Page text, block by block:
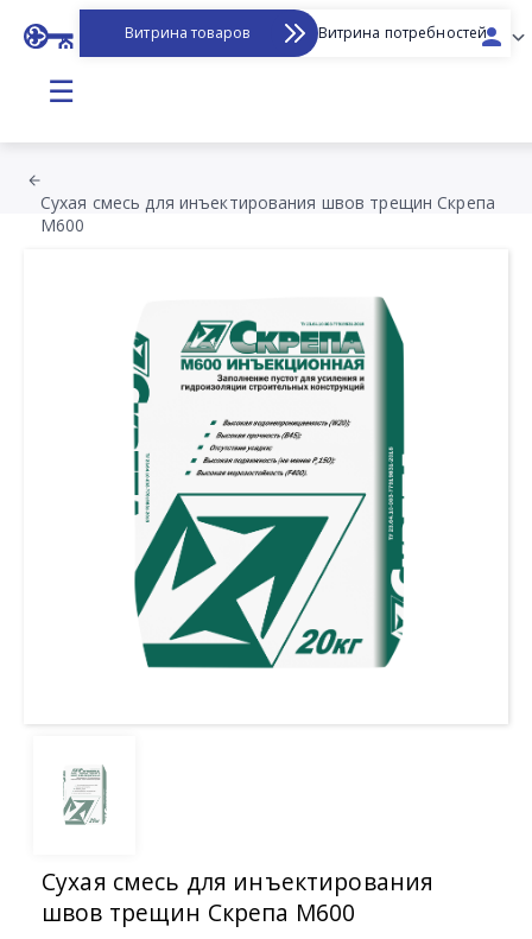
Витрина товаров Витрина потребностей
☰
Сухая смесь для инъектирования швов трещин Скрепа
М600
Сухая смесь для инъектирования
швов трещин Скрепа М600